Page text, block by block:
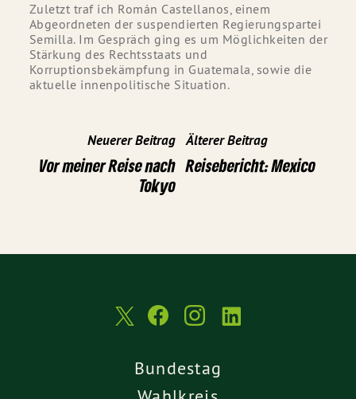
Zuletzt traf ich Román Castellanos, einem
Abgeordneten der suspendierten Regierungspartei
Semilla. Im Gespräch ging es um Möglichkeiten der
Stärkung des Rechtsstaats und
Korruptionsbekämpfung in Guatemala, sowie die
aktuelle innenpolitische Situation.
Neuerer Beitrag
Vor meiner Reise nach
Tokyo
Älterer Beitrag
Reisebericht: Mexico
Bundestag